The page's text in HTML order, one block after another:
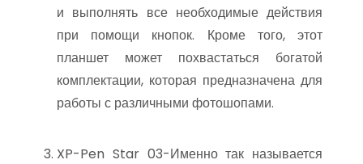
и выполнять все необходимые действия
при помощи кнопок. Кроме того, этот
планшет может похвастаться богатой
комплектации, которая предназначена для
работы с различными фотошопами.
XP-Pen Star 03-Именно так называется